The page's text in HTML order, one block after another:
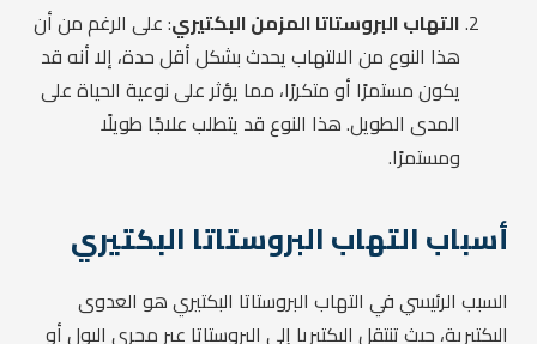
التهاب البروستاتا المزمن البكتيري: على الرغم من أن
هذا النوع من الالتهاب يحدث بشكل أقل حدة، إلا أنه قد
يكون مستمرًا أو متكررًا، مما يؤثر على نوعية الحياة على
المدى الطويل. هذا النوع قد يتطلب علاجًا طويلًا
ومستمرًا.
أسباب التهاب البروستاتا البكتيري
السبب الرئيسي في التهاب البروستاتا البكتيري هو العدوى
البكتيرية، حيث تنتقل البكتيريا إلى البروستاتا عبر مجرى البول أو